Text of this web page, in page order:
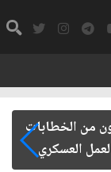
من الخطابات
العسكري